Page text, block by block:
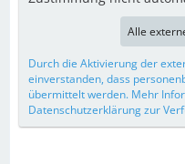
Alle
Durch die Aktivierung der
einverstanden, dass
übermittelt werden. Mehr
Datenschutzerklärung zur